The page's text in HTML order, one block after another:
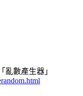
亂數產生器」